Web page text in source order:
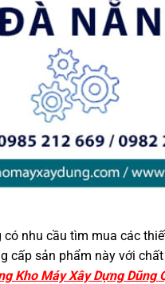
có nhu cầu tìm mua các
cấp sản phẩm này với
Kho Máy Xây Dựng Dũng